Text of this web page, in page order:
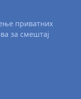
приватних
за смештај